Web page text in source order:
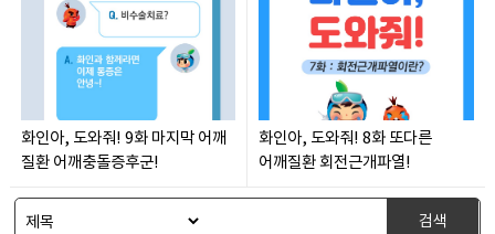
화인아, 도와줘! 9화 마지막 어깨
질환 어깨충돌증후군!
화인아, 도와줘! 8화 또다른
어깨질환 회전근개파열!
검색